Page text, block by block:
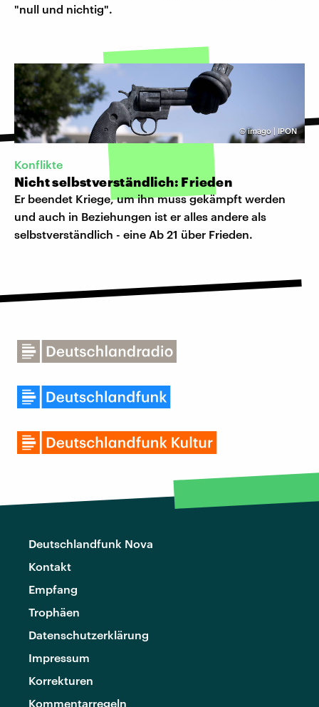
"null und nichtig".
©imago | IPON
Konflikte
Nicht selbstverständlich: Frieden
Er beendet Kriege, um ihn muss gekämpft werden
und auch in Beziehungen ist er alles andere als
selbstverständlich - eine Ab 21 über Frieden.
Deutschlandfunk Nova
Kontakt
Empfang
Trophäen
Datenschutzerklärung
Impressum
Korrekturen
Kommentarregeln